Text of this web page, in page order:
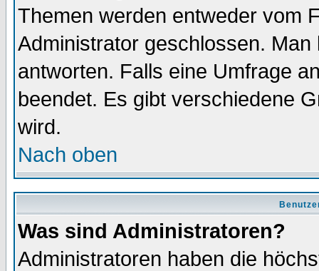
Themen werden entweder vom
Administrator geschlossen.
antworten. Falls eine Umfrage
beendet. Es gibt verschiedene
wird.
Nach oben
Was sind Administratoren?
Administratoren haben die